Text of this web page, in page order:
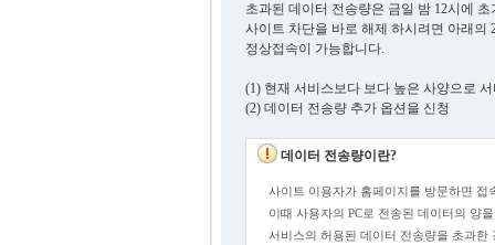
초과된 데이터 전송량은 금일 밤 12시에
사이트 차단을 바로 해제 하시려면 아래의
정상접속이 가능합니다.
(1) 현재 서비스보다 보다 높은 사양으로
(2) 데이터 전송량 추가 옵션을 신청
데이터 전송량이란?
사이트 이용자가 홈페이지를 방문하면 접
이때 사용자의 PC로 전송된 데이터의 양
서비스의 허용된 데이터 전송량을 초과